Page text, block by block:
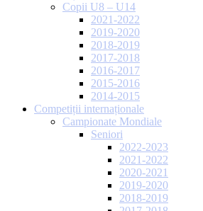
Copii U8 – U14
2021-2022
2019-2020
2018-2019
2017-2018
2016-2017
2015-2016
2014-2015
Competiții internaționale
Campionate Mondiale
Seniori
2022-2023
2021-2022
2020-2021
2019-2020
2018-2019